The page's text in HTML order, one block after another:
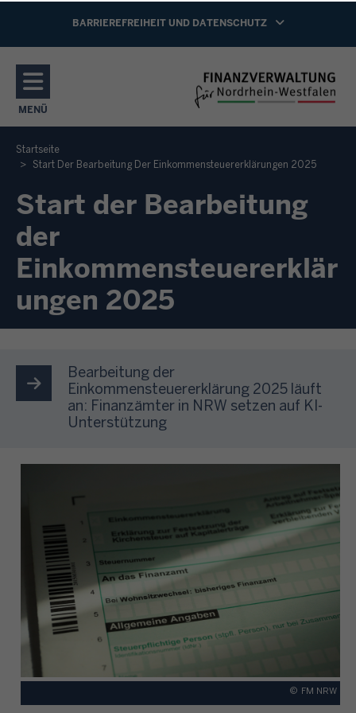
Direkt zum Inhalt
NAVIGATION AKTIVIEREN/DEAKTIVIEREN:
BARRIEREFREIHEIT UND DATENSCHUTZ
MENÜ
NAVIGATION AKTIVIEREN/DEAKTIVIEREN: HAUPTMENÜ
Startseite
Start Der Bearbeitung Der Einkommensteuererklärungen 2025
Start der Bearbeitung
der
Einkommensteuererklär
ungen 2025
Bearbeitung der
Einkommensteuererklärung 2025 läuft
an: Finanzämter in NRW setzen auf KI-
Unterstützung
© FM NRW